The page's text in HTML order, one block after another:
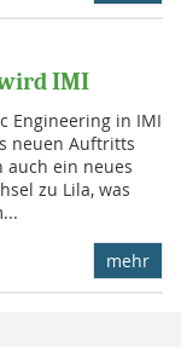
IMI
Engineering in IMI
neuen Auftritts
ein neues
zu Lila, was
mehr